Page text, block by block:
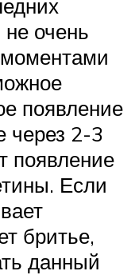
не очень
появление
через 2-3
появление
Если
бритье,
данный